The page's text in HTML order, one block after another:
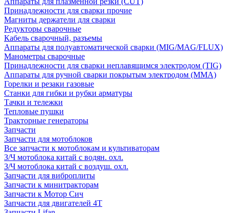
Принадлежности для сварки прочие
Магниты держатели для сварки
Редукторы сварочные
Кабель сварочный, разъемы
Аппараты для полуавтоматической сварки (MIG/MAG/FLUX)
Манометры сварочные
Принадлежности для сварки неплавящимся электродом (TIG)
Аппараты для ручной сварки покрытым электродом (MMA)
Горелки и резаки газовые
Станки для гибки и рубки арматуры
Тачки и тележки
Тепловые пушки
Тракторные генераторы
Запчасти
Запчасти для мотоблоков
Все запчасти к мотоблокам и культиваторам
З/Ч мотоблока китай с водян. охл.
З/Ч мотоблока китай с воздуш. охл.
Запчасти для виброплиты
Запчасти к минитракторам
Запчасти к Мотор Сич
Запчасти для двигателей 4Т